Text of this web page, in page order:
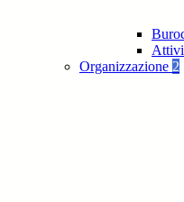
Organizzazione 2